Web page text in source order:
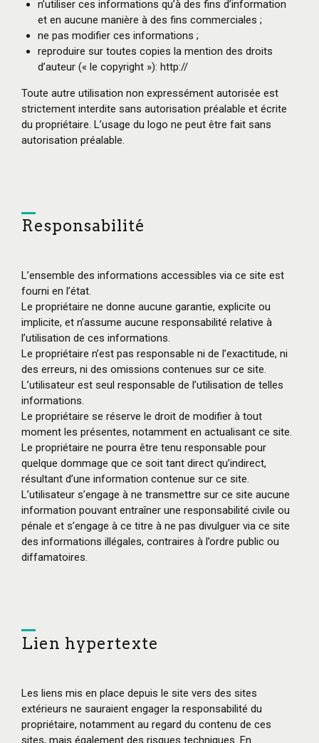
n’utiliser ces informations qu’à des fins d’information
et en aucune manière à des fins commerciales ;
ne pas modifier ces informations ;
reproduire sur toutes copies la mention des droits
d’auteur (« le copyright »): http://
Toute autre utilisation non expressément autorisée est
strictement interdite sans autorisation préalable et écrite
du propriétaire. L’usage du logo ne peut être fait sans
autorisation préalable.
Responsabilité
L’ensemble des informations accessibles via ce site est
fourni en l’état.
Le propriétaire ne donne aucune garantie, explicite ou
implicite, et n’assume aucune responsabilité relative à
l’utilisation de ces informations.
Le propriétaire n’est pas responsable ni de l’exactitude, ni
des erreurs, ni des omissions contenues sur ce site.
L’utilisateur est seul responsable de l’utilisation de telles
informations.
Le propriétaire se réserve le droit de modifier à tout
moment les présentes, notamment en actualisant ce site.
Le propriétaire ne pourra être tenu responsable pour
quelque dommage que ce soit tant direct qu’indirect,
résultant d’une information contenue sur ce site.
L’utilisateur s’engage à ne transmettre sur ce site aucune
information pouvant entraîner une responsabilité civile ou
pénale et s’engage à ce titre à ne pas divulguer via ce site
des informations illégales, contraires à l’ordre public ou
diffamatoires.
Lien hypertexte
Les liens mis en place depuis le site vers des sites
extérieurs ne sauraient engager la responsabilité du
propriétaire, notamment au regard du contenu de ces
sites, mais également des risques techniques. En